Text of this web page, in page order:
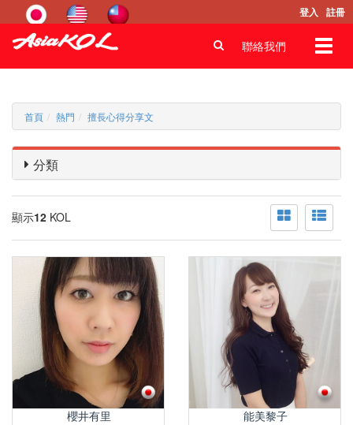
登入 註冊
聯絡我們
首頁 熱門 擅長心得分享文
分類
顯示12 KOL
櫻井有里 能美黎子